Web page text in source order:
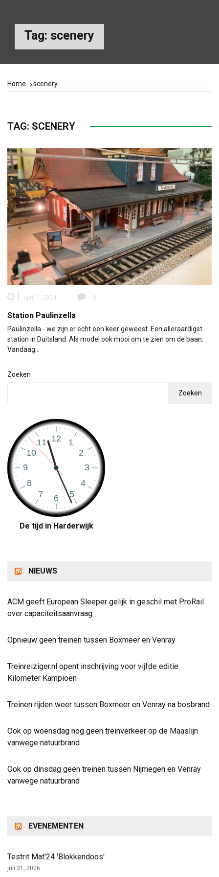
Tag: scenery
Home scenery
TAG: SCENERY
april 1, 2024 0
Station Paulinzella
Paulinzella - we zijn er echt een keer geweest. Een alleraardigst
station in Duitsland. Als model ook mooi om te zien om de baan.
Vandaag…
Zoeken
Zoeken
De tijd in Harderwijk
NIEUWS
ACM geeft European Sleeper gelijk in geschil met ProRail
over capaciteitsaanvraag
Opnieuw geen treinen tussen Boxmeer en Venray
Treinreiziger.nl opent inschrijving voor vijfde editie
Kilometer Kampioen
Treinen rijden weer tussen Boxmeer en Venray na bosbrand
Ook op woensdag nog geen treinverkeer op de Maaslijn
vanwege natuurbrand
Ook op dinsdag geen treinen tussen Nijmegen en Venray
vanwege natuurbrand
EVENEMENTEN
Testrit Mat'24 'Blokkendoos'
juli 31, 2026